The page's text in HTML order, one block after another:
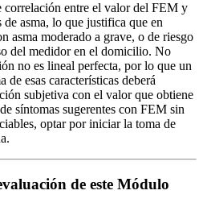
correlación entre el valor del FEM y
asma, lo que justifica que en
asma moderado a grave, o de riesgo
del medidor en el domicilio. No
no es lineal perfecta, por lo que un
de esas características deberá
subjetiva con el valor que obtiene
síntomas sugerentes con FEM sin
optar por iniciar la toma de
de este Módulo